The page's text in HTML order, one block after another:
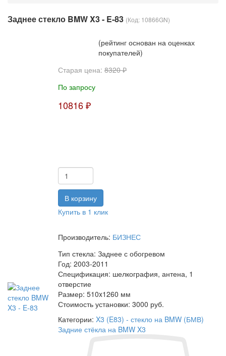
Заднее стекло BMW X3 - E-83 (Код: 10866GN)
(рейтинг основан на оценках
покупателей)
Старая цена: 8320 ₽
По запросу
10816 ₽
Купить в 1 клик
Производитель: БИЗНЕС
Тип стекла: Заднее с обогревом
Год: 2003-2011
Спецификация: шелкография, антена, 1
отверстие
Размер: 510x1260 мм
Стоимость установки: 3000 руб.
Категории: X3 (E83) - стекло на BMW (БМВ)
Задние стёкла на BMW X3